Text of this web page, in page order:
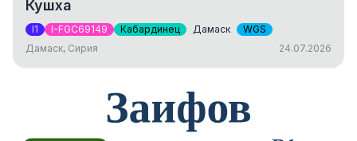
Кушха
I1 I-FGC69149 Кабардинец Дамаск
WGS
Дамаск, Сирия
24.07.2026